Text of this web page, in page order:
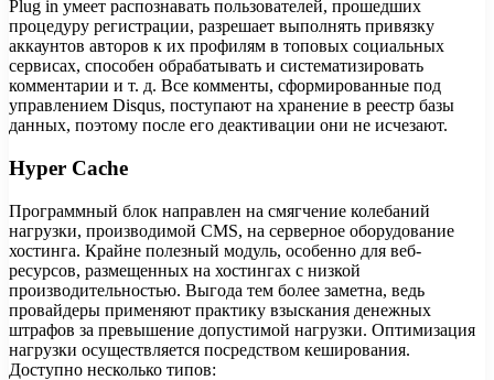
Plug in умеет распознавать пользователей, прошедших
процедуру регистрации, разрешает выполнять привязку
аккаунтов авторов к их профилям в топовых социальных
сервисах, способен обрабатывать и систематизировать
комментарии и т. д. Все комменты, сформированные под
управлением Disqus, поступают на хранение в реестр базы
данных, поэтому после его деактивации они не исчезают.
Hyper Cache
Программный блок направлен на смягчение колебаний
нагрузки, производимой CMS, на серверное оборудование
хостинга. Крайне полезный модуль, особенно для веб-
ресурсов, размещенных на хостингах с низкой
производительностью. Выгода тем более заметна, ведь
провайдеры применяют практику взыскания денежных
штрафов за превышение допустимой нагрузки. Оптимизация
нагрузки осуществляется посредством кеширования.
Доступно несколько типов: